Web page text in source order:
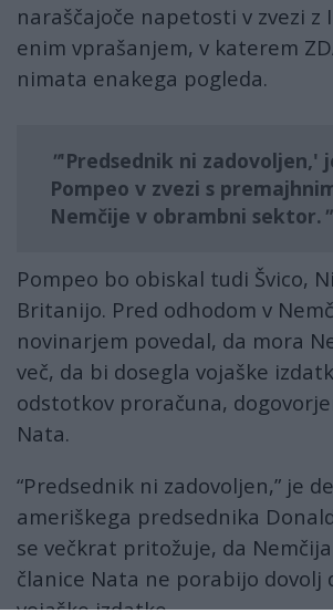
naraščajoče napetosti v zvezi z
enim vprašanjem, v katerem
nimata enakega pogleda.
'Predsednik ni zadovoljen,'
Pompeo v zvezi s
Nemčije v obrambni sektor.
Pompeo bo obiskal tudi Švico,
Britanijo. Pred odhodom v
novinarjem povedal, da mora
več, da bi dosegla vojaške
odstotkov proračuna,
Nata.
“Predsednik ni zadovoljen,” je
ameriškega predsednika
se večkrat pritožuje, da
članice Nata ne porabijo dovolj